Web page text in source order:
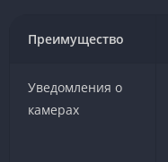
Преимущество
Уведомления о
камерах